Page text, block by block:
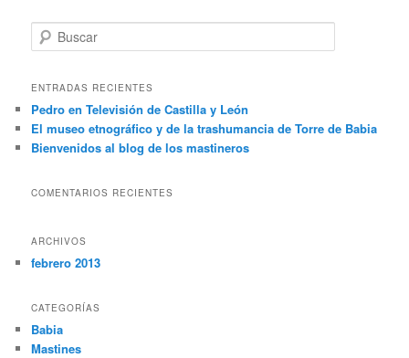
u
c
r
ENTRADAS RECIENTES
Pedro en Televisión de Castilla y León
El museo etnográfico y de la trashumancia de Torre de Babia
Bienvenidos al blog de los mastineros
COMENTARIOS RECIENTES
ARCHIVOS
febrero 2013
CATEGORÍAS
Babia
Mastines